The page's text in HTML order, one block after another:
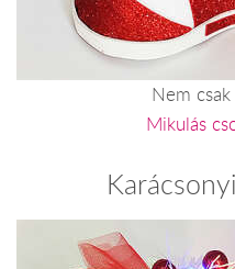
Nem
Mikulás